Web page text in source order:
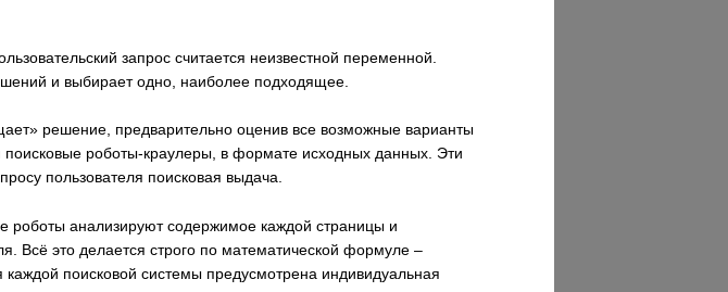
запрос считается неизвестной переменной.
и выбирает одно, наиболее подходящее.
решение, предварительно оценив все возможные варианты
роботы-краулеры, в формате исходных данных. Эти
пользователя поисковая выдача.
роботы анализируют содержимое каждой страницы и
Всё это делается строго по математической формуле –
поисковой системы предусмотрена индивидуальная